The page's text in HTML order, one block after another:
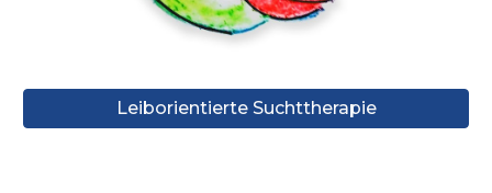
Leiborientierte Suchttherapie